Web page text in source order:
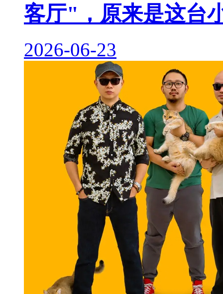
客厅"，原来是这台
2026-06-23